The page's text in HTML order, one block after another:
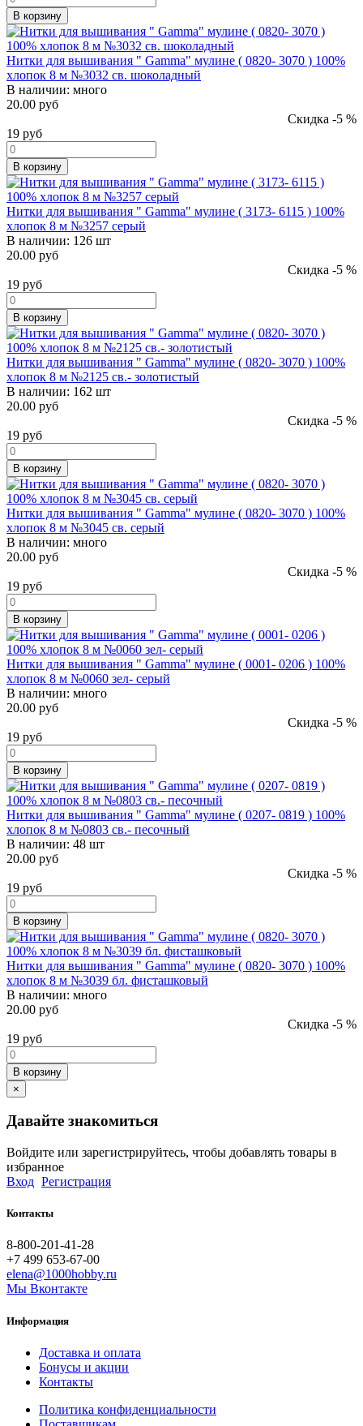
В корзину
Нитки для вышивания " Gamma" мулине ( 0820- 3070 ) 100%
хлопок 8 м №3032 св. шоколадный
В наличии: много
20.00 руб
Скидка -5 %
19 руб
В корзину
Нитки для вышивания " Gamma" мулине ( 3173- 6115 ) 100%
хлопок 8 м №3257 серый
В наличии: 126 шт
20.00 руб
Скидка -5 %
19 руб
В корзину
Нитки для вышивания " Gamma" мулине ( 0820- 3070 ) 100%
хлопок 8 м №2125 св.- золотистый
В наличии: 162 шт
20.00 руб
Скидка -5 %
19 руб
В корзину
Нитки для вышивания " Gamma" мулине ( 0820- 3070 ) 100%
хлопок 8 м №3045 св. серый
В наличии: много
20.00 руб
Скидка -5 %
19 руб
В корзину
Нитки для вышивания " Gamma" мулине ( 0001- 0206 ) 100%
хлопок 8 м №0060 зел- серый
В наличии: много
20.00 руб
Скидка -5 %
19 руб
В корзину
Нитки для вышивания " Gamma" мулине ( 0207- 0819 ) 100%
хлопок 8 м №0803 св.- песочный
В наличии: 48 шт
20.00 руб
Скидка -5 %
19 руб
В корзину
Нитки для вышивания " Gamma" мулине ( 0820- 3070 ) 100%
хлопок 8 м №3039 бл. фисташковый
В наличии: много
20.00 руб
Скидка -5 %
19 руб
В корзину
×
Давайте знакомиться
Войдите или зарегистрируйтесь, чтобы добавлять товары в
избранное
Вход Регистрация
Контакты
8-800-201-41-28
+7 499 653-67-00
elena@1000hobby.ru
Мы Вконтакте
Информация
Доставка и оплата
Бонусы и акции
Контакты
Политика конфиденциальности